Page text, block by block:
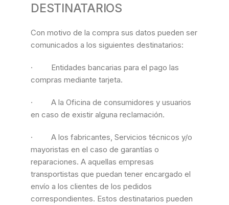
DESTINATARIOS
Con motivo de la compra sus datos pueden ser
comunicados a los siguientes destinatarios:
· Entidades bancarias para el pago las
compras mediante tarjeta.
· A la Oficina de consumidores y usuarios
en caso de existir alguna reclamación.
· A los fabricantes, Servicios técnicos y/o
mayoristas en el caso de garantías o
reparaciones. A aquellas empresas
transportistas que puedan tener encargado el
envío a los clientes de los pedidos
correspondientes. Estos destinatarios pueden